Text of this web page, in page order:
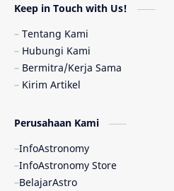
Quasar
Ulasan
Gelombang Gravitasi
Kerdil Putih LAPAN
Keep in Touch with Us!
Tentang Kami
Hubungi Kami
Bermitra/Kerja Sama
Kirim Artikel
Perusahaan Kami
InfoAstronomy
InfoAstronomy Store
BelajarAstro